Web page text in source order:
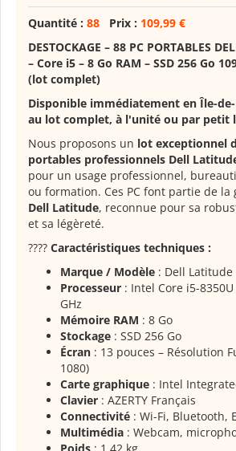
Quantité : 88 Prix : 109,99 €
DESTOCKAGE – 88 PC PORTABLES
– Core i5 – 8 Go RAM – SSD 256 Go
(lot complet)
Disponible immédiatement en Île-de-
au lot complet, à l'unité ou par petit
Nous proposons un lot exceptionnel
portables professionnels Dell
pour un usage professionnel,
ou formation. Ces PC font partie de la
Dell Latitude, reconnue pour sa
et sa légèreté.
???? Caractéristiques techniques :
Marque / Modèle : Dell Latitude
Processeur : Intel Core i5-
GHz
Mémoire RAM : 8 Go
Stockage : SSD 256 Go
Écran : 13 pouces – Résolution
1080)
Carte graphique : Intel
Clavier : AZERTY Français
Connectivité : Wi-Fi, Bluetooth,
Multimédia : Webcam,